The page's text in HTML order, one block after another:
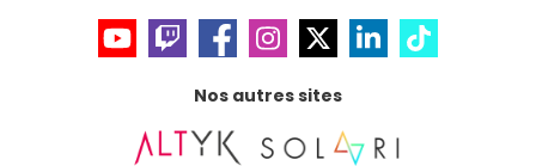
Nos autres sites